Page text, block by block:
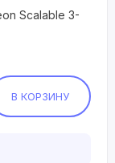
Scalable 3-
В КОРЗИНУ